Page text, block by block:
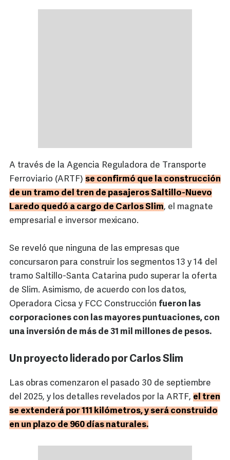
A través de la Agencia Reguladora de Transporte
Ferroviario (ARTF) se confirmó que la construcción
de un tramo del tren de pasajeros Saltillo-Nuevo
Laredo quedó a cargo de Carlos Slim, el magnate
empresarial e inversor mexicano.
Se reveló que ninguna de las empresas que
concursaron para construir los segmentos 13 y 14 del
tramo Saltillo-Santa Catarina pudo superar la oferta
de Slim. Asimismo, de acuerdo con los datos,
Operadora Cicsa y FCC Construcción fueron las
corporaciones con las mayores puntuaciones, con
una inversión de más de 31 mil millones de pesos.
Un proyecto liderado por Carlos Slim
Las obras comenzaron el pasado 30 de septiembre
del 2025, y los detalles revelados por la ARTF, el tren
se extenderá por 111 kilómetros, y será construido
en un plazo de 960 días naturales.